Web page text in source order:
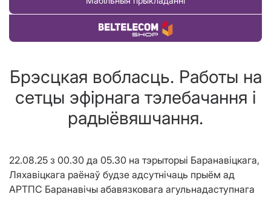
Купіць тавар
Брэсцкая вобласць. Работы на
сетцы эфірнага тэлебачання і
радыёвяшчання.
22.08.25 з 00.30 да 05.30 на тэрыторыі Баранавіцкага,
Ляхавіцкага раёнаў будзе адсутнічаць прыём ад
АРТПС Баранавічы абавязковага агульнадаступнага